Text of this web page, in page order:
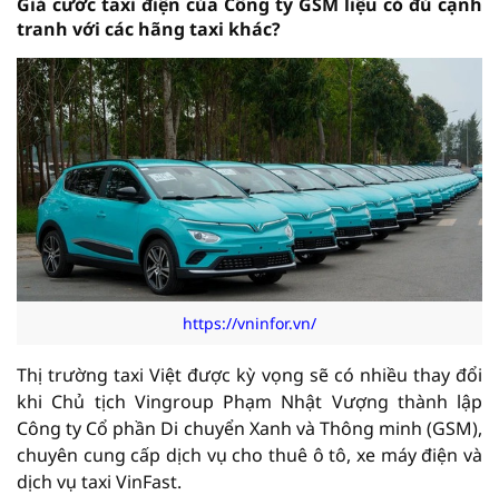
tranh với các hãng taxi khác?
https://vninfor.vn/
Thị trường taxi Việt được kỳ vọng sẽ có nhiều thay đổi
khi Chủ tịch Vingroup Phạm Nhật Vượng thành lập
Công ty Cổ phần Di chuyển Xanh và Thông minh (GSM),
chuyên cung cấp dịch vụ cho thuê ô tô, xe máy điện và
dịch vụ taxi VinFast.